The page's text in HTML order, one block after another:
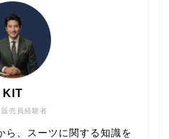
販売員経験者
KIT
ら、スーツに関する知識を